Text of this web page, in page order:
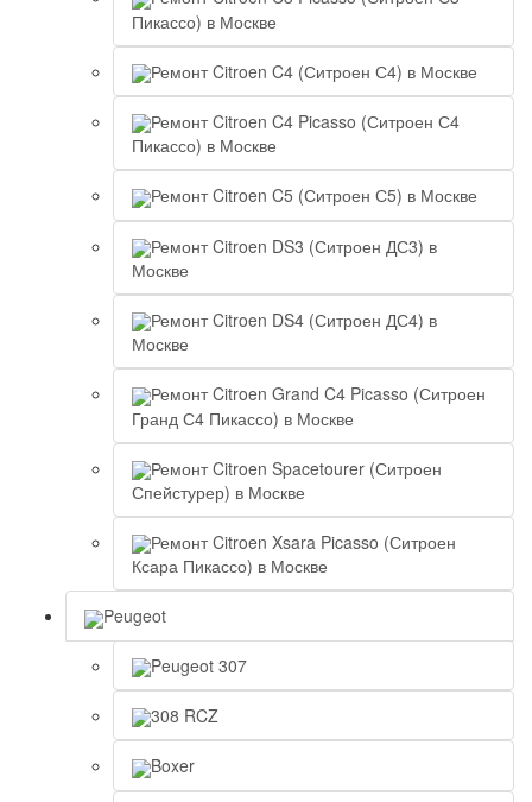
Пикассо) в Москве
Ремонт Citroen C4 (Ситроен С4) в Москве
Ремонт Citroen C4 Picasso (Ситроен С4
Пикассо) в Москве
Ремонт Citroen C5 (Ситроен С5) в Москве
Ремонт Citroen DS3 (Ситроен ДС3) в
Москве
Ремонт Citroen DS4 (Ситроен ДС4) в
Москве
Ремонт Citroen Grand C4 Picasso (Ситроен
Гранд С4 Пикассо) в Москве
Ремонт Citroen Spacetourer (Ситроен
Спейстурер) в Москве
Ремонт Citroen Xsara Picasso (Ситроен
Ксара Пикассо) в Москве
Peugeot
Peugeot 307
308 RCZ
Boxer